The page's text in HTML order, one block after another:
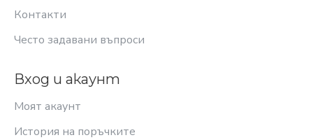
Контакти
Често задавани въпроси
Вход и акаунт
Моят акаунт
История на поръчките